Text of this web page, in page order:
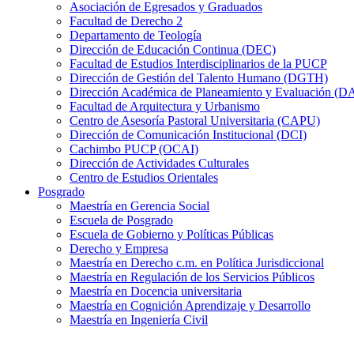
Asociación de Egresados y Graduados
Facultad de Derecho 2
Departamento de Teología
Dirección de Educación Continua (DEC)
Facultad de Estudios Interdisciplinarios de la PUCP
Dirección de Gestión del Talento Humano (DGTH)
Dirección Académica de Planeamiento y Evaluación
Facultad de Arquitectura y Urbanismo
Centro de Asesoría Pastoral Universitaria (CAPU)
Dirección de Comunicación Institucional (DCI)
Cachimbo PUCP (OCAI)
Dirección de Actividades Culturales
Centro de Estudios Orientales
Posgrado
Maestría en Gerencia Social
Escuela de Posgrado
Escuela de Gobierno y Políticas Públicas
Derecho y Empresa
Maestría en Derecho c.m. en Política Jurisdiccional
Maestría en Regulación de los Servicios Públicos
Maestría en Docencia universitaria
Maestría en Cognición Aprendizaje y Desarrollo
Maestría en Ingeniería Civil